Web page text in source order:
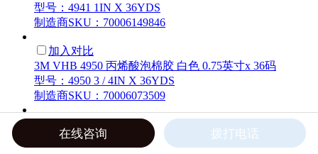
型号：4941 1IN X 36YDS
制造商SKU：70006149846
加入对比
3M VHB 4950 丙烯酸泡棉胶 白色 0.75英寸x 36码
型号：4950 3 / 4IN X 36YDS
制造商SKU：70006073509
3M VHB胶带4951 白色 1英寸x 36码
在线咨询 拨打电话